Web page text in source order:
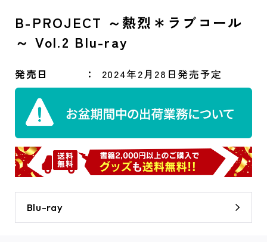
B-PROJECT ～熱烈＊ラブコール
～ Vol.2 Blu-ray
発売日 2024年2月28日発売予定
Blu-ray